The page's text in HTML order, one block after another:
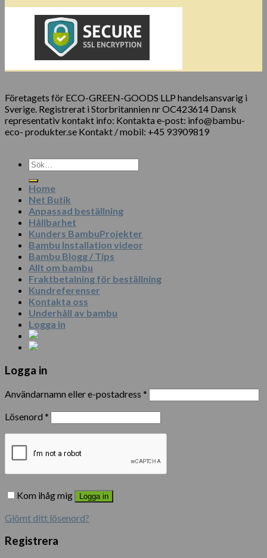
Företagets för ECO-GREEN-GOODS LLP handelsansvarig i
Sverige. Registrerat i Storbritannien nr OC423614 Dansk
representativ kontakt info: Kontakta e-post: info@bambu-
eco- produkter.se Kontakt / mobil: +45 93909819
Sök
efter:
Home
Net Butik
Anpassad beställning
Hållbarhet
Kunders BambuProjekter
Bambu Installation videor
Bambu Blogg / Tips
Allt om bambu
Fraktbetalning för beställning
Kundreferenser
Kontakta oss
Underhåll av bambu
Logga in
Logga in
Användarnamn eller e-postadress *
Lösenord *
Kom ihåg mig Logga in
Glömt ditt lösenord?
Registrera